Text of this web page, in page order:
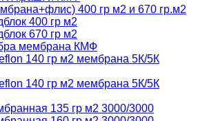
400 гр м2 и 670 гр.м2
400 гр м2
670 гр м2
мембрана КМФ
140 гр м2 мембрана 5К/5К
140 гр м2 мембрана 5К/5К
135 гр м2 3000/3000